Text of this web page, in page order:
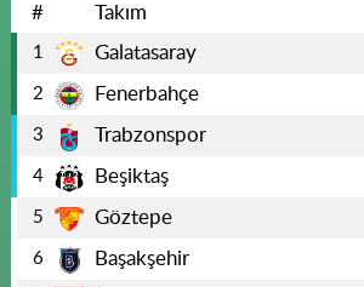
# Takım
1 Galatasaray
2 Fenerbahçe
3 Trabzonspor
4 Beşiktaş
5 Göztepe
6 Başakşehir